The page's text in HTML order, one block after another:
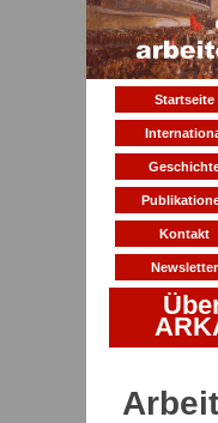
Startseite
Kontakt
Newsletter